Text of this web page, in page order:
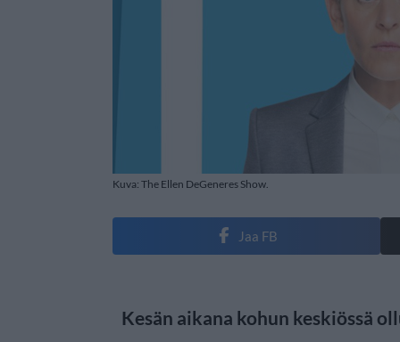
Kuva: The Ellen DeGeneres Show.
Jaa FB
Kesän aikana kohun keskiössä